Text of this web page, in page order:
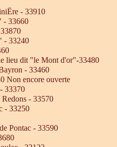
- 33910
- 33660
- 33240
lieu dit "le Mont d'or"-33480
- 33460
Non encore ouverte
33370
- 33570
- 33250
Pontac - 33590